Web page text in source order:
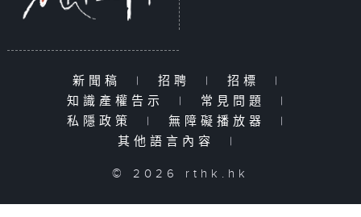
新聞稿 | 招聘 | 招標
|
知識產權告示
| 常見問題
|
私隱政策
| 無障礙播放器
|
其他語言內容
|
© 2026 rthk.hk